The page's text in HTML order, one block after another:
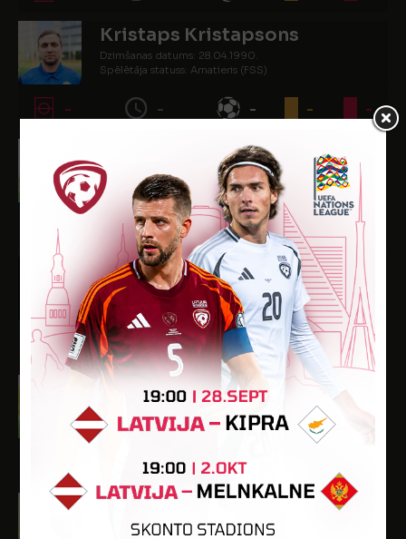
Kristaps Kristapsons
Dzimšanas datums: 28.04.1990.
Spēlētāja statuss: Amatieris (FSS)
- - - - -
Mārtiņš Milašēvičs
Dzimšanas datums: 12.02.1992.
Spēlētāja statuss: (FSS)
535 14 1 -
Edgars Nikiforovs
Dzimšanas datums: 30.09.2001.
Spēlētāja statuss: Amatieris (FSS)
- - - - -
Kaspars Podskočijs
Spēlētāja statuss: Amatieris (FSS)
-
Mārtiņš Taulavičus
Dzimšanas datums: 01.10.1991.